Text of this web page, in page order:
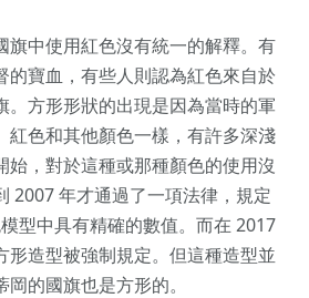
旗中使用紅色沒有統一的解釋。有
的寶血，有些人則認為紅色來自於
。方形形狀的出現是因為當時的軍
紅色和其他顏色一樣，有許多深淺
始，對於這種或那種顏色的使用沒
2007 年才通過了一項法律，規定
型中具有精確的數值。而在 2017
形造型被強制規定。但這種造型並
的國旗也是方形的。